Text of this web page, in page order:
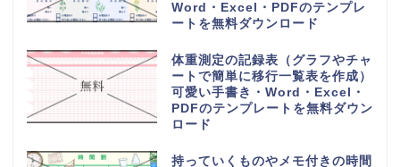
Word・Excel・PDFのテンプレ
ートを無料ダウンロード
体重測定の記録表（グラフやチャ
ートで簡単に移行一覧表を作成）
可愛い手書き・Word・Excel・
PDFのテンプレートを無料ダウン
ロード
持っていくものやメモ付きの時間